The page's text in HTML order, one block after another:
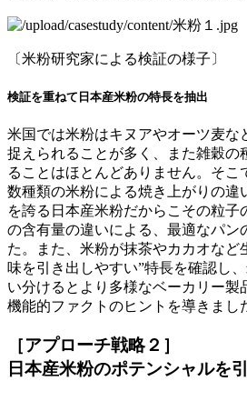
〔米粉研究家による検証の様子〕
検証を重ねて日本産米粉の特長を抽出
米国では米粉はキヌアやオーツ麦な
捉えられることが多く、また雑穀の
ることはほとんどありません。そこ
数種類の米粉による焼き上がりの違
を誇る日本産米粉だからこその粒子
の含有量の違いによる、最適なパン
た。また、米粉が抹茶やカカオなど
味を引き出しやすい”特長を確認し
い分けるとより多様なベーカリー製
機能的ファクトのヒントを導きまし
［アプローチ戦略２］
日本産米粉のポテンシャルを